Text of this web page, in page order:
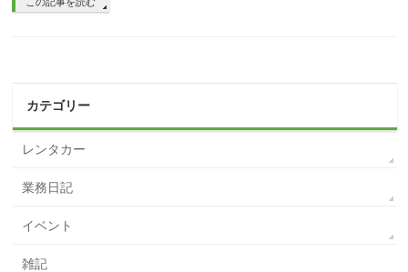
カテゴリー
レンタカー
業務日記
イベント
雑記